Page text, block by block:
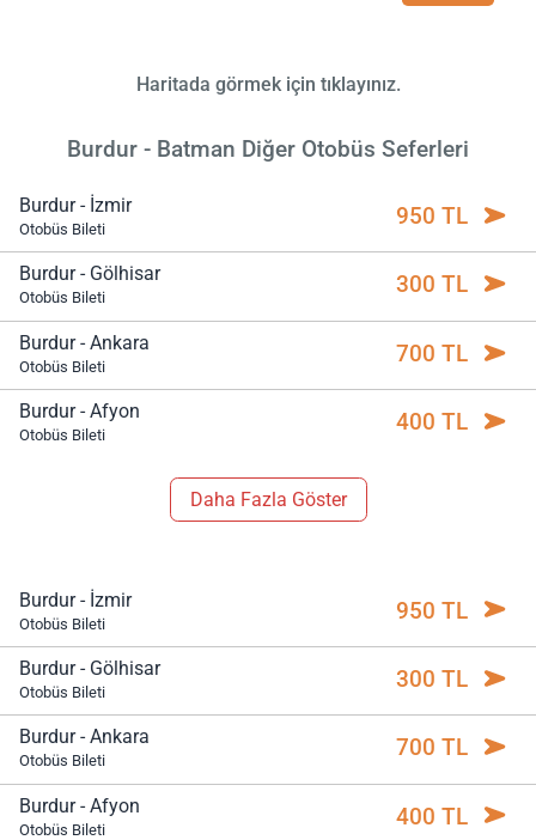
Haritada görmek için tıklayınız.
Burdur - Batman Diğer Otobüs Seferleri
Burdur - İzmir
Otobüs Bileti 950 TL
Burdur - Gölhisar
Otobüs Bileti 300 TL
Burdur - Ankara
Otobüs Bileti 700 TL
Burdur - Afyon
Otobüs Bileti 400 TL
Daha Fazla Göster
Burdur - İzmir
Otobüs Bileti 950 TL
Burdur - Gölhisar
Otobüs Bileti 300 TL
Burdur - Ankara
Otobüs Bileti 700 TL
Burdur - Afyon
Otobüs Bileti 400 TL